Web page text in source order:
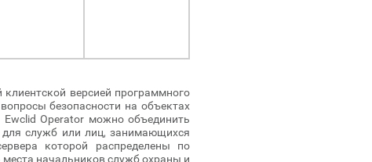
версией программного
безопасности на объектах
Operator можно объединить
для служб или лиц, занимающихся
которой распределены по
начальников служб охраны и